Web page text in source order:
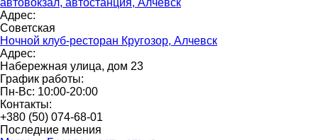
автовокзал, автостанция, Алчевск
Адрес:
Советская
Ночной клуб-ресторан Кругозор, Алчевск
Адрес:
Набережная улица, дом 23
График работы:
Пн-Вс: 10:00-20:00
Контакты:
+380 (50) 074-68-01
Последние мнения